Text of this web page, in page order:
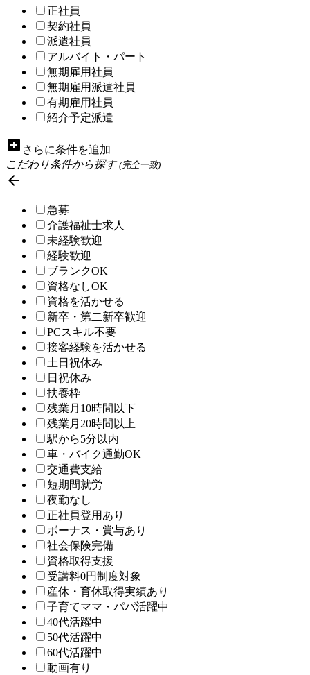
正社員
契約社員
派遣社員
アルバイト・パート
無期雇用社員
無期雇用派遣社員
有期雇用社員
紹介予定派遣
add_box さらに条件を追加
こだわり条件から探す(完全一致)

急募
介護福祉士求人
未経験歓迎
経験歓迎
ブランクOK
資格なしOK
資格を活かせる
新卒・第二新卒歓迎
PCスキル不要
接客経験を活かせる
土日祝休み
日祝休み
扶養枠
残業月10時間以下
残業月20時間以上
駅から5分以内
車・バイク通勤OK
交通費支給
短期間就労
夜勤なし
正社員登用あり
ボーナス・賞与あり
社会保険完備
資格取得支援
受講料0円制度対象
産休・育休取得実績あり
子育てママ・パパ活躍中
40代活躍中
50代活躍中
60代活躍中
動画有り